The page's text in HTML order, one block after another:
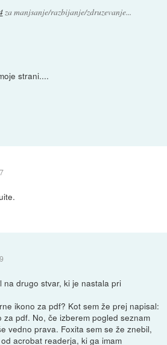
za manjsanje/razbijanje/zdruzevanje...
strani....
na drugo stvar, ki je nastala pri
ikono za pdf? Kot sem že prej napisal:
za pdf. No, če izberem pogled seznam
vedno prava. Foxita sem se že znebil,
acrobat readerja, ki ga imam